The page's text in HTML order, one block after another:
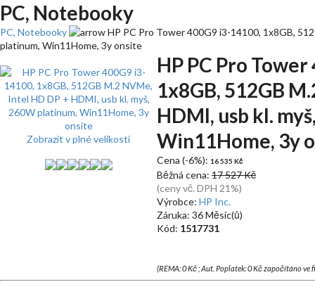
PC, Notebooky
PC, Notebooky
HP PC Pro Tower 400G9 i3-14100, 1x8GB,
platinum, Win11Home, 3y onsite
Zobrazit v plné velikosti
HP PC Pro
1x8GB, 512GB
HDMI, usb kl.
Win11Home, 3y
Cena (-6%): 16 535 Kč
Běžná cena: 17 527 Kč
(ceny vč. DPH 21%)
Výrobce: HP Inc.
Záruka: 36 Měsíc(ů)
Kód: 1517731
(REMA: 0 Kč ; Aut. Poplatek: 0 Kč započítáno